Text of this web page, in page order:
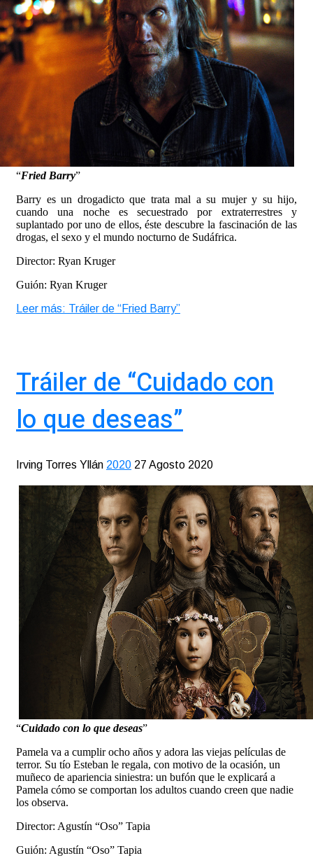
“Fried Barry”
Barry es un drogadicto que trata mal a su mujer y su hijo,
cuando una noche es secuestrado por extraterrestres y
suplantado por uno de ellos, éste descubre la fascinación de las
drogas, el sexo y el mundo nocturno de Sudáfrica.
Director: Ryan Kruger
Guión: Ryan Kruger
Leer más: Tráiler de “Fried Barry”
Tráiler de “Cuidado con
lo que deseas”
Irving Torres Yllán 2020 27 Agosto 2020
“Cuidado con lo que deseas”
Pamela va a cumplir ocho años y adora las viejas películas de
terror. Su tío Esteban le regala, con motivo de la ocasión, un
muñeco de apariencia siniestra: un bufón que le explicará a
Pamela cómo se comportan los adultos cuando creen que nadie
los observa.
Director: Agustín “Oso” Tapia
Guión: Agustín “Oso” Tapia